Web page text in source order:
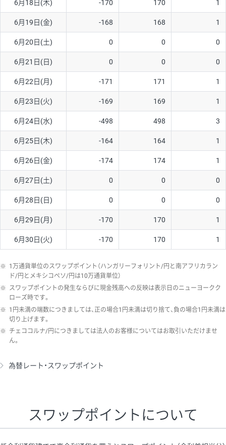
ソ/円は10万通貨単位。
6月18日(木) -170 170 1
6月19日(金) -168 168 1
6月20日(土) 0 0 0
6月21日(日) 0 0 0
6月22日(月) -171 171 1
6月23日(火) -169 169 1
6月24日(水) -498 498 3
6月25日(木) -164 164 1
6月26日(金) -174 174 1
6月27日(土) 0 0 0
6月28日(日) 0 0 0
6月29日(月) -170 170 1
6月30日(火) -170 170 1
※ 1万通貨単位のスワップポイント（ハンガリーフォリント/円と南アフリカラン
ド/円とメキシコペソ/円は10万通貨単位）
※ スワップポイントの発生ならびに現金残高への反映は表示日のニューヨークク
ローズ時です。
※ 1円未満の端数につきましては、正の場合1円未満は切り捨て、負の場合1円未満は
切り上げます。
※ チェココルナ/円につきましては法人のお客様についてはお取引いただけませ
ん。
為替レート・スワップポイント
スワップポイントについて